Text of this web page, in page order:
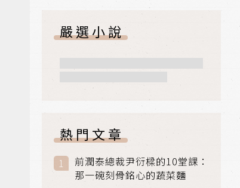
嚴選小說
熱門文章
前潤泰總裁尹衍樑的10堂課：
那一碗刻骨銘心的蔬菜麵